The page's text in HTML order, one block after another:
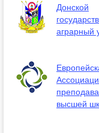
Донской
аграрный
высшей